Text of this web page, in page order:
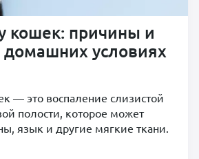
кошек: причины и
условиях
— это воспаление слизистой
полости, которое может
язык и другие мягкие ткани.